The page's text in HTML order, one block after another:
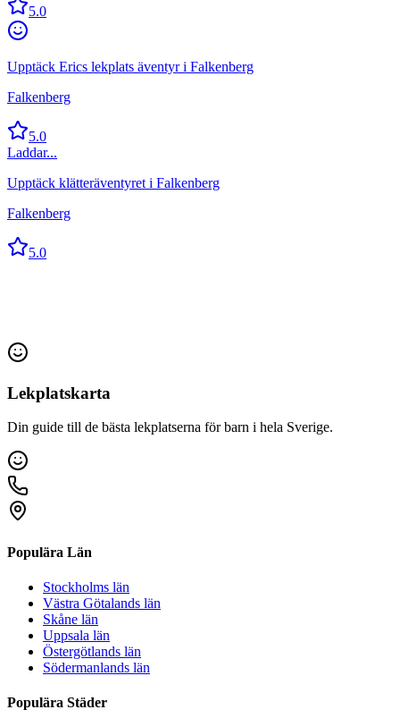
5.0
Upptäck Erics lekplats äventyr i Falkenberg
Falkenberg
5.0
Laddar...
Upptäck klätteräventyret i Falkenberg
Falkenberg
5.0
Lekplatskarta
Din guide till de bästa lekplatserna för barn i hela Sverige.
Populära Län
Stockholms län
Västra Götalands län
Skåne län
Uppsala län
Östergötlands län
Södermanlands län
Populära Städer